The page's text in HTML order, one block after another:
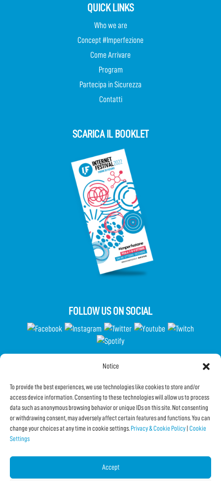
Notice
To provide the best experiences, we use technologies like cookies to store and/or
access device information. Consenting to these technologies will allow us to process
data such as anonymous browsing behavior or unique IDs on this site. Not consenting
or withdrawing consent, may adversely affect certain features and functions. You can
change your choices at any time in cookie settings. Privacy & Cookie Policy Cookie
Settings
Accept
QUICK LINKS
Who we are
Concept #Imperfezione
Come Arrivare
Program
Partecipa in Sicurezza
Contatti
SCARICA IL BOOKLET
FOLLOW US ON SOCIAL
Partecipa al Questionario
Subscribe to the Newsletter
Facebook